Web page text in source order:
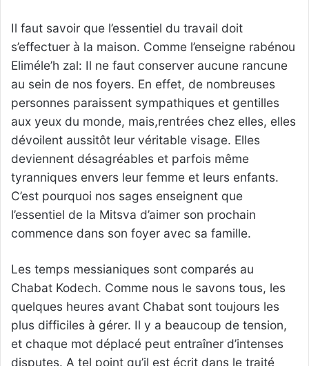
Il faut savoir que l’essentiel du travail doit
s’effectuer à la maison. Comme l’enseigne rabénou
Eliméle’h zal: Il ne faut conserver aucune rancune
au sein de nos foyers. En effet, de nombreuses
personnes paraissent sympathiques et gentilles
aux yeux du monde, mais,rentrées chez elles, elles
dévoilent aussitôt leur véritable visage. Elles
deviennent désagréables et parfois même
tyranniques envers leur femme et leurs enfants.
C’est pourquoi nos sages enseignent que
l’essentiel de la Mitsva d’aimer son prochain
commence dans son foyer avec sa famille.
Les temps messianiques sont comparés au
Chabat Kodech. Comme nous le savons tous, les
quelques heures avant Chabat sont toujours les
plus difficiles à gérer. Il y a beaucoup de tension,
et chaque mot déplacé peut entraîner d’intenses
disputes. A tel point qu’il est écrit dans le traité